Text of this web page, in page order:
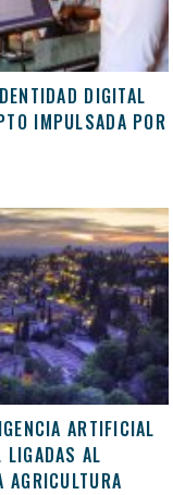
DIGITAL
IMPULSADA POR
ARTIFICIAL
LIGADAS AL
AGRICULTURA